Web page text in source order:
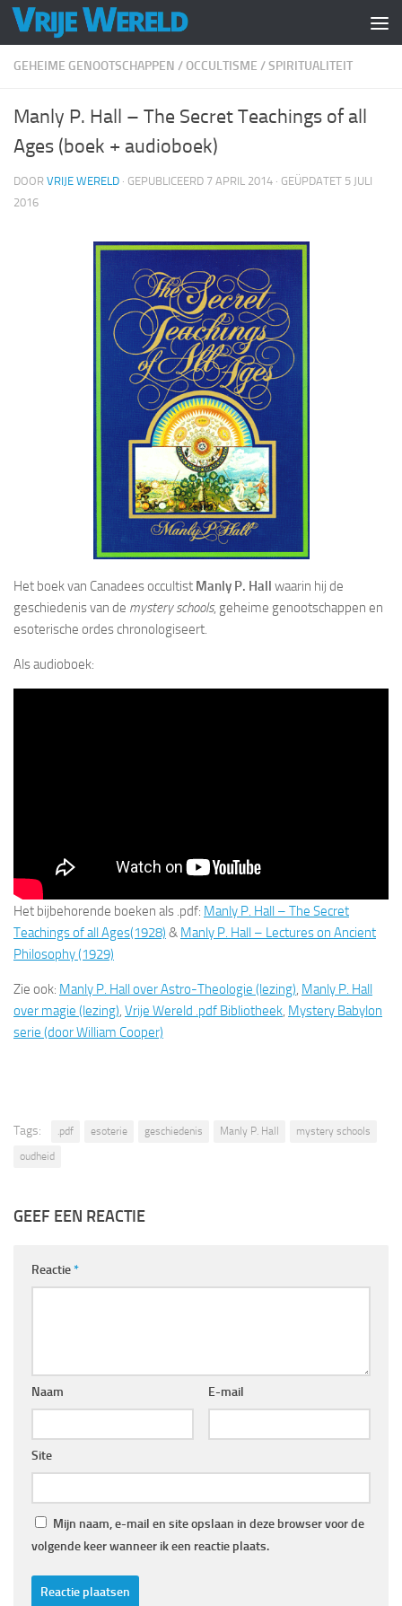
Doorgaan naar inhoud
GEHEIME GENOOTSCHAPPEN /OCCULTISME /SPIRITUALITEIT
Manly P. Hall – The Secret Teachings of all
Ages (boek + audioboek)
DOOR VRIJE WERELD · GEPUBLICEERD 7 APRIL 2014 · GEÜPDATET 5 JULI
2016
Het boek van Canadees occultist Manly P. Hall
waarin hij de
geschiedenis van de mystery schools, geheime genootschappen en
esoterische ordes chronologiseert.
Als audioboek:
Het bijbehorende boeken als .pdf: Manly P. Hall – The Secret
Teachings of all Ages(1928) & Manly P. Hall – Lectures on Ancient
Philosophy (1929)
Zie ook: Manly P. Hall over Astro-Theologie (lezing) Manly P. Hall
over magie (lezing) Vrije Wereld .pdf Bibliotheek Mystery Babylon
serie (door William Cooper)
Tags: .pdf esoterie geschiedenis Manly P. Hall
mystery schools
oudheid
GEEF EEN REACTIE
Reactie*
Naam E-mail
Site
Mijn naam, e-mail en site opslaan in deze browser voor de
volgende keer wanneer ik een reactie plaats.